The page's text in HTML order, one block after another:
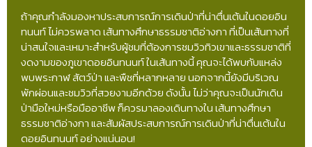
ถ้าคุณกำลังมองหาประสบการณ์การเดินป่าที่น่าตื่นเต้นในดอยอิน
ทนนท์ ไม่ควรพลาด เส้นทางศึกษาธรรมชาติอ่างกา ที่เป็นเส้นทางที่
น่าสนใจและเหมาะสำหรับผู้ชมที่ต้องการชมวิวทิวเขาและธรรมชาติที่
งดงามของภูเขาดอยอินทนนท์ ในเส้นทางนี้ คุณจะได้พบกับแหล่ง
พบพระกาฬ สัตว์ป่า และพืชที่หลากหลาย นอกจากนี้ยังมีบริเวณ
พักผ่อนและชมวิวที่สวยงามอีกด้วย ดังนั้น ไม่ว่าคุณจะเป็นนักเดิน
ป่ามือใหม่หรือมืออาชีพ ก็ควรมาลองเดินทางใน เส้นทางศึกษา
ธรรมชาติอ่างกา และสัมผัสประสบการณ์การเดินป่าที่น่าตื่นเต้นใน
ดอยอินทนนท์ อย่างแน่นอน!